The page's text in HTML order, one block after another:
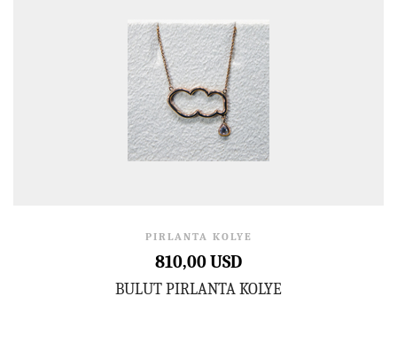
PIRLANTA KOLYE
810,00 USD
BULUT PIRLANTA KOLYE